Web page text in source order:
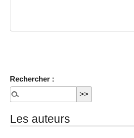
Rechercher :
Les auteurs